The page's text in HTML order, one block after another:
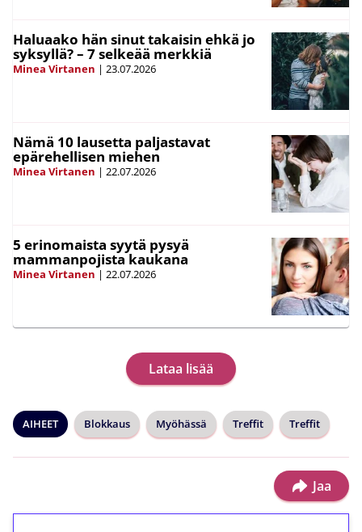
Haluaako hän sinut takaisin ehkä jo
syksyllä? – 7 selkeää merkkiä
Minea Virtanen | 23.07.2026
Nämä 10 lausetta paljastavat
epärehellisen miehen
Minea Virtanen | 22.07.2026
5 erinomaista syytä pysyä
mammanpojista kaukana
Minea Virtanen | 22.07.2026
Lataa lisää
AIHEET Blokkaus Myöhässä Treffit Treffit
Jaa